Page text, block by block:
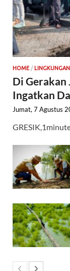
HOME / LINGKUNGAN
Di Gerakan
Ingatkan
Jumat, 7 Agustus